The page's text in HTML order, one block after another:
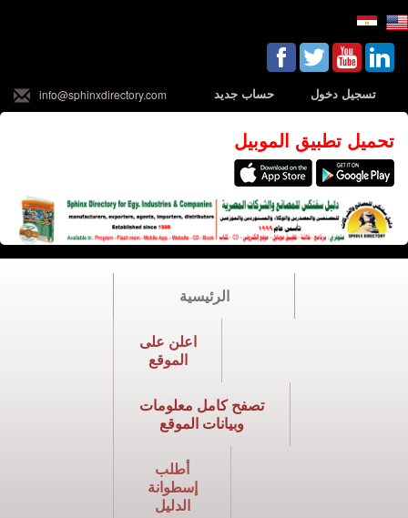
تسجيل دخول حساب جديد info@sphinxdirectory.com
تحميل تطبيق الموبيل
الرئيسية
اعلن على
الموقع
تصفح كامل معلومات
وبيانات الموقع
أطلب
إسطوانة
الدليل